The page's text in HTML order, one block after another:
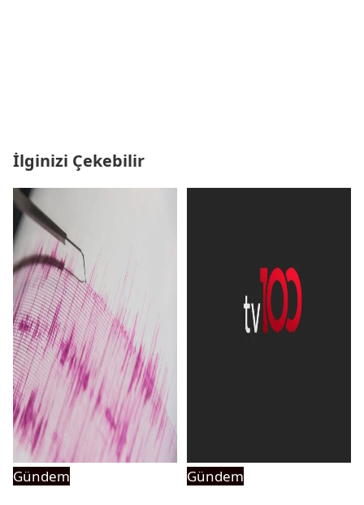
İlginizi Çekebilir
Gündem
Gündem